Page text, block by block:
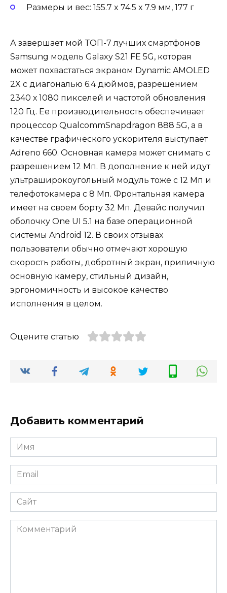
Размеры и вес: 155.7 x 74.5 x 7.9 мм, 177 г
А завершает мой ТОП-7 лучших смартфонов
Samsung модель Galaxy S21 FE 5G, которая
может похвастаться экраном Dynamic AMOLED
2X с диагональю 6.4 дюймов, разрешением
2340 х 1080 пикселей и частотой обновления
120 Гц. Ее производительность обеспечивает
процессор QualcommSnapdragon 888 5G, а в
качестве графического ускорителя выступает
Adreno 660. Основная камера может снимать с
разрешением 12 Мп. В дополнение к ней идут
ультраширокоугольный модуль тоже с 12 Мп и
телефотокамера с 8 Мп. Фронтальная камера
имеет на своем борту 32 Мп. Девайс получил
оболочку One UI 5.1 на базе операционной
системы Android 12. В своих отзывах
пользователи обычно отмечают хорошую
скорость работы, добротный экран, приличную
основную камеру, стильный дизайн,
эргономичность и высокое качество
исполнения в целом.
Оцените статью
Добавить комментарий
Имя
Email
Сайт
Комментарий